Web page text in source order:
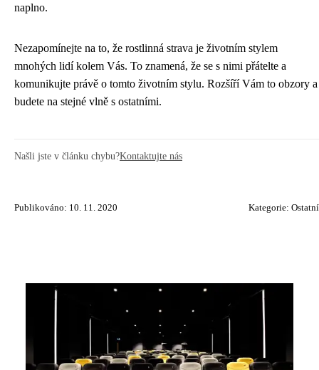
naplno.
Nezapomínejte na to, že rostlinná strava je životním stylem
mnohých lidí kolem Vás. To znamená, že se s nimi přátelte a
komunikujte právě o tomto životním stylu. Rozšíří Vám to obzory a
budete na stejné vlně s ostatními.
Našli jste v článku chybu?Kontaktujte nás
Publikováno: 10. 11. 2020 Kategorie: Ostatní